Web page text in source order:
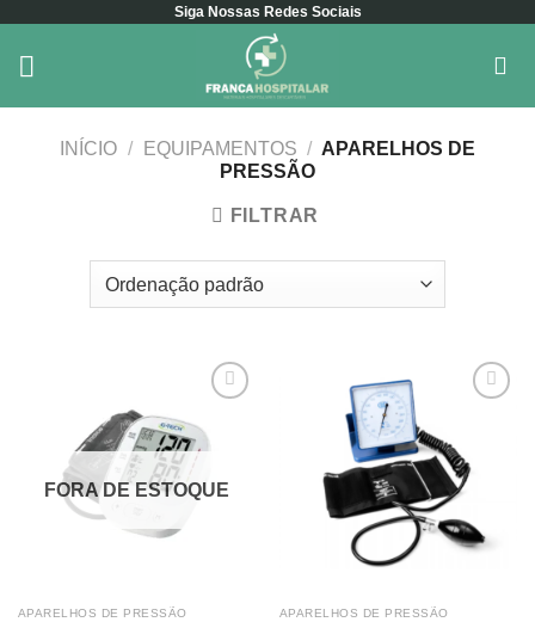
content
Siga Nossas Redes Sociais
INÍCIO / EQUIPAMENTOS / APARELHOS DE
PRESSÃO
FILTRAR
FORA DE ESTOQUE
APARELHOS DE PRESSÃO
Add to
wishlist
APARELHOS DE PRESSÃO